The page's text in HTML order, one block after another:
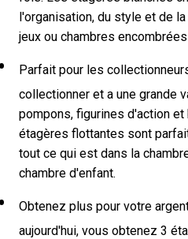
l'organisation, du style et de
jeux ou chambres encombrées
Parfait pour les
collectionner et a une grande
pompons, figurines d'action et
étagères flottantes sont
tout ce qui est dans la
chambre d'enfant.
Obtenez plus pour votre
aujourd'hui, vous obtenez 3